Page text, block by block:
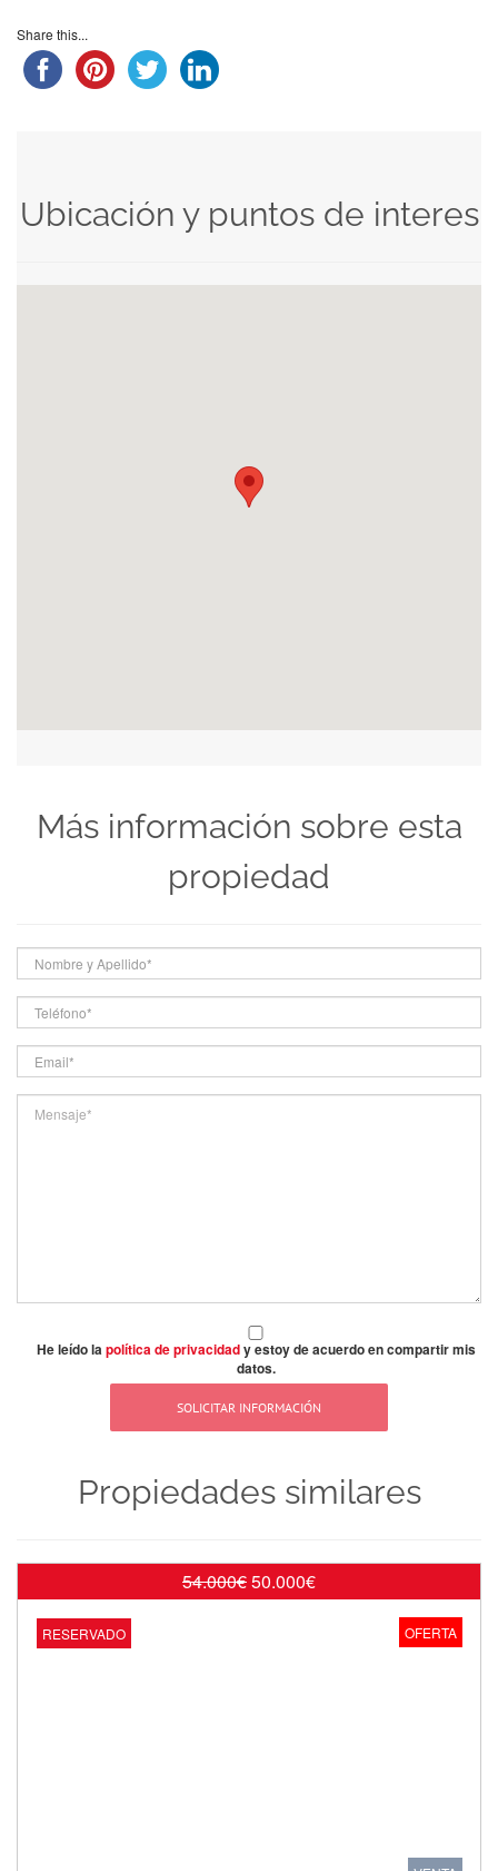
Share this...
Ubicación y puntos de interes
Más información sobre esta
propiedad
He leído lapolítica de privacidady estoy de acuerdo en compartir mis
datos.
Propiedades similares
54.000€50.000€
OFERTA
RESERVADO